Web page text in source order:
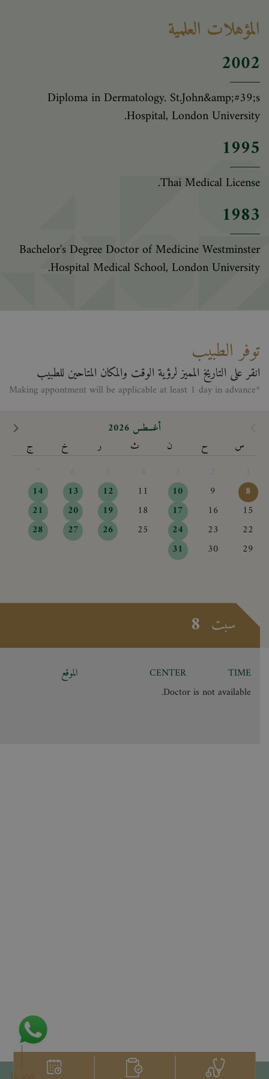
المؤهلات العلمية
2002
Diploma in Dermatology. St.John&amp;#39;s
Hospital, London University.
1995
Thai Medical License.
1983
Bachelor's Degree Doctor of Medicine Westminster
Hospital Medical School, London University.
توفر الطبيب
انقر على التاريخ المميز لرؤية الوقت والمكان المتاحين للطبيب
*Making appontment will be applicable at least 1 day in advance
أغسطس 2026
س
ح ن ث ر خ
ج
8
9
10
11
12
13
14
15
16
17
18
19
20
21
22
23
24
25
26
27
28
29
30
31
سبت 8
TIME
CENTER
الموقع
Doctor is not available.